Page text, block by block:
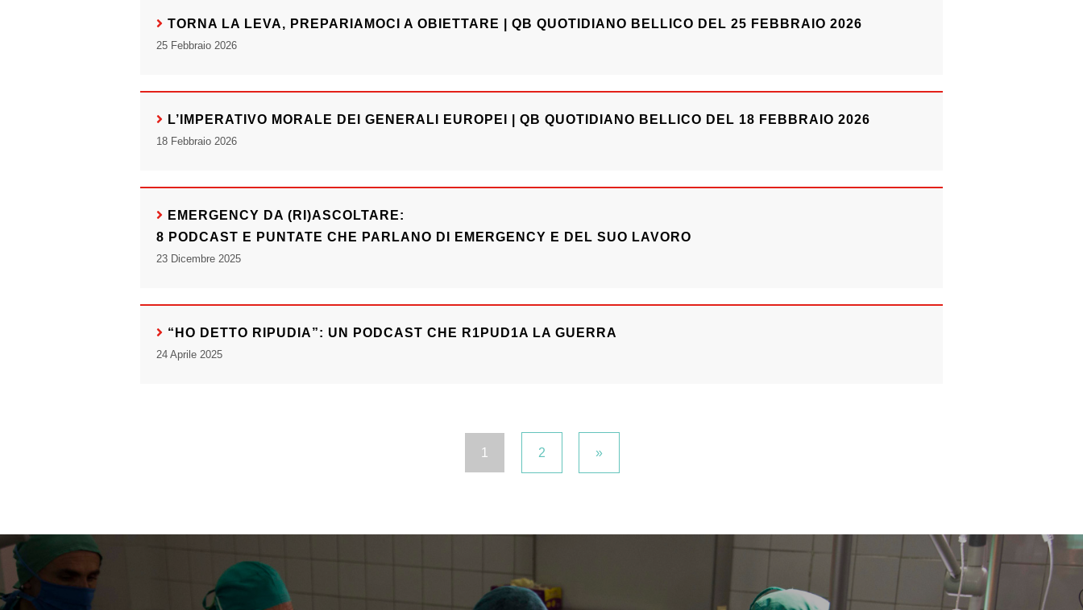
TORNA LA LEVA, PREPARIAMOCI A OBIETTARE | QB QUOTIDIANO BELLICO DEL 25 FEBBRAIO 2026
25 Febbraio 2026
L’IMPERATIVO MORALE DEI GENERALI EUROPEI | QB QUOTIDIANO BELLICO DEL 18 FEBBRAIO 2026
18 Febbraio 2026
EMERGENCY DA (RI)ASCOLTARE:
8 PODCAST E PUNTATE CHE PARLANO DI EMERGENCY E DEL SUO LAVORO
23 Dicembre 2025
“HO DETTO RIPUDIA”: UN PODCAST CHE R1PUD1A LA GUERRA
24 Aprile 2025
1 2 »